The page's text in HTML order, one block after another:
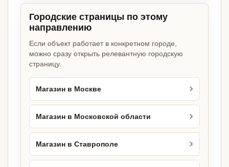
Городские страницы по этому
направлению
Если объект работает в конкретном городе,
можно сразу открыть релевантную городскую
страницу.
Магазин в Москве
Магазин в Московской области
Магазин в Ставрополе